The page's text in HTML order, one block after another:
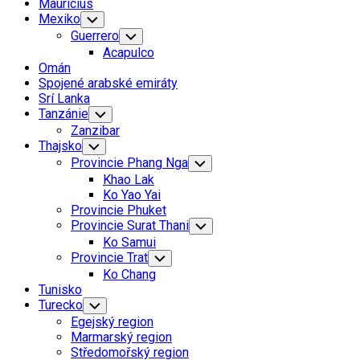
Mauricius
Mexiko Toggle
Child
Menu
Guerrero Toggle
Child
Menu
Acapulco
Omán
Spojené arabské emiráty
Srí Lanka
Tanzánie Toggle
Child
Menu
Zanzibar
Thajsko Toggle
Child
Menu
Provincie Phang Nga Toggle
Child
Khao Lak
Ko Yao Yai
Provincie Phuket
Provincie Surat Thani Toggle
Child
Ko Samui
Provincie Trat Toggle
Child
Menu
Ko Chang
Tunisko
Turecko Toggle
Child
Menu
Egejský region
Marmarský region
Středomořský region